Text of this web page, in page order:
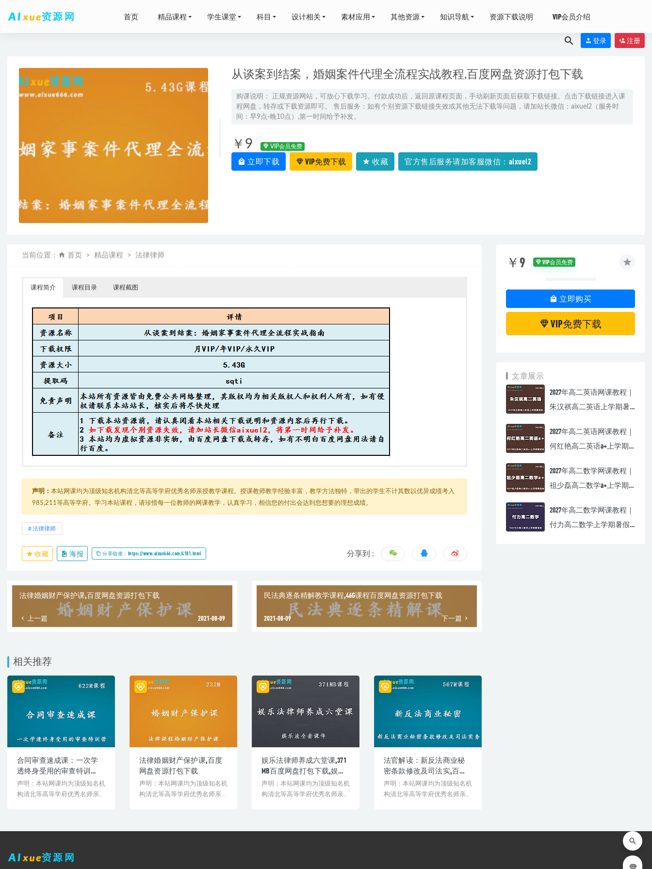
首页 精品课程 学生课堂 科目 设计相关 素材应用 其他资源 知识导航 资源下载说明 VIP会员介绍
登录 注册
从谈案到结案，婚姻案件代理全流程实战教程,百度网盘资源打包下载
购课说明： 正规资源网站，可放心下载学习。付款成功后，返回原课程页面，手动刷新页面后获取下载链接。点击下载链接进入课
程网盘，转存或下载资源即可。 售后服务：如有个别资源下载链接失效或其他无法下载等问题，请加站长微信：aixuel2（服务时
间：早9点-晚10点）,第一时间给予补发。
￥9 VIP会员免费
立即下载 VIP免费下载 收藏 官方售后服务请加客服微信：aixuel2
当前位置： 首页 精品课程 法律律师
课程简介 课程目录 课程截图
├─ 00 一学即会婚家案件证据收集运用全流程.mp4
├─ 01 第一讲具体个案认识家事纠纷.mp4
├─ 03 第三讲家事诉讼的流程化管理——谈案_.mp4
├─ 04 第四讲收案与协商和解.mp4
├─ 05 第五讲立案前的准备.mp4
├─ 06 第六讲离婚诉讼调查取证与举证的整体把握.mp4
├─ 08 第八讲婚姻家事案件全流程.mp4
├─ 09 第九讲几个常见热点问题处理..mp4
声明： 本站网课均为顶级知名机构清北等高等学府优秀名师亲授教学课程。授课教师教学经验丰富，教学方法独特，带出的学生不计其数以优异成绩考入
985,211等高等学府。学习本站课程，请珍惜每一位教师的网课教学，认真学习，相信您的付出会达到您想要的理想成绩。
法律律师
收藏 海报 分享链接：https://www.aixue666.com/4181.html 分享到 :
法律婚姻财产保护课,百度网盘资源打包下载
上一篇 2021-08-09
民法典逐条精解教学课程,46G课程百度网盘资源打包下载
2021-08-09 下一篇
相关推荐
合同审查速成课：一次学
透终身受用的审查特训
营，百度网盘资源打包下
载
声明：本站网课均为顶级知名机
构清北等高等学府优秀名师亲授
法律婚姻财产保护课,百度
网盘资源打包下载
声明：本站网课均为顶级知名机
构清北等高等学府优秀名师亲授
娱乐法律师养成六堂课,371
MB百度网盘打包下载,娱乐
法全套课件
声明：本站网课均为顶级知名机
构清北等高等学府优秀名师亲授
法官解读：新反法商业秘
密条款修改及司法实,百度
网盘资源打包下载
声明：本站网课均为顶级知名机
构清北等高等学府优秀名师亲授
￥9 VIP会员免费
立即购买
VIP免费下载
文章展示
2027年高二英语网课教程｜
朱汉祺高二英语上学期暑
2027年高二英语网课教程｜
何红艳高二英语a+上学期
2027年高二数学网课教程｜
祖少磊高二数学a+上学期
2027年高二数学网课教程｜
付力高二数学上学期暑假
幼儿园CAD图纸模板40套幼儿园建筑设计CAD方案及CAD平面立面剖面图，百度网盘资源
2021-04-25
精华网初中化学教程郭魁昌初三化学视频课程+讲义 2022-07-26